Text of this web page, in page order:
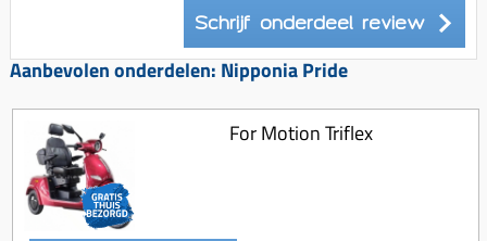
Schrijf onderdeel review
Aanbevolen onderdelen: Nipponia Pride
For Motion Triflex